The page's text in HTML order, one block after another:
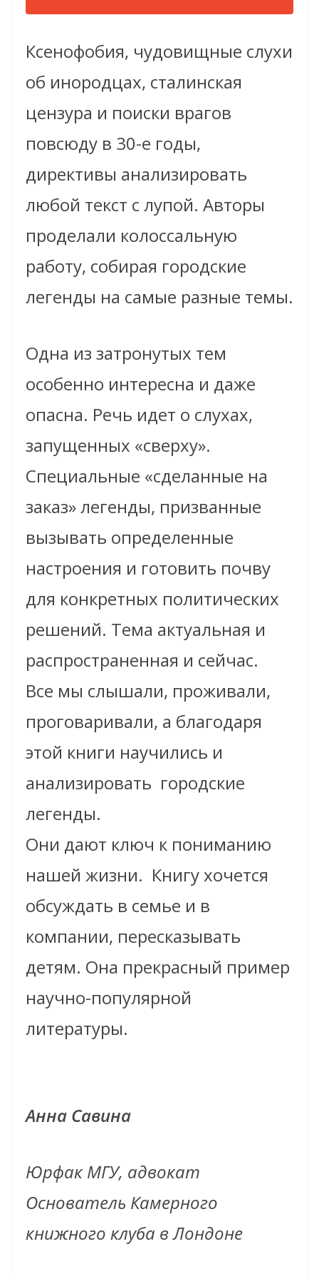
Ксенофобия, чудовищные слухи
об инородцах, сталинская
цензура и поиски врагов
повсюду в 30-е годы,
директивы анализировать
любой текст с лупой. Авторы
проделали колоссальную
работу, собирая городские
легенды на самые разные темы.
Одна из затронутых тем
особенно интересна и даже
опасна. Речь идет о слухах,
запущенных «сверху».
Специальные «сделанные на
заказ» легенды, призванные
вызывать определенные
настроения и готовить почву
для конкретных политических
решений. Тема актуальная и
распространенная и сейчас.
Все мы слышали, проживали,
проговаривали, а благодаря
этой книги научились и
анализировать городские
легенды.
Они дают ключ к пониманию
нашей жизни. Книгу хочется
обсуждать в семье и в
компании, пересказывать
детям. Она прекрасный пример
научно-популярной
литературы.
Анна Савина
Юрфак МГУ, адвокат
Основатель Камерного
книжного клуба в Лондоне